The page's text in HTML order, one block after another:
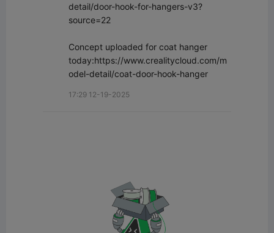
detail/door-hook-for-hangers-v3?
source=22
Concept uploaded for coat hanger
today:https://www.crealitycloud.com/m
odel-detail/coat-door-hook-hanger
17:29 12-19-2025